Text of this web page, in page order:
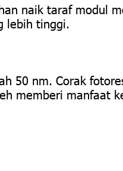
naik taraf modul
lebih tinggi.
50 nm. Corak
memberi manfaat